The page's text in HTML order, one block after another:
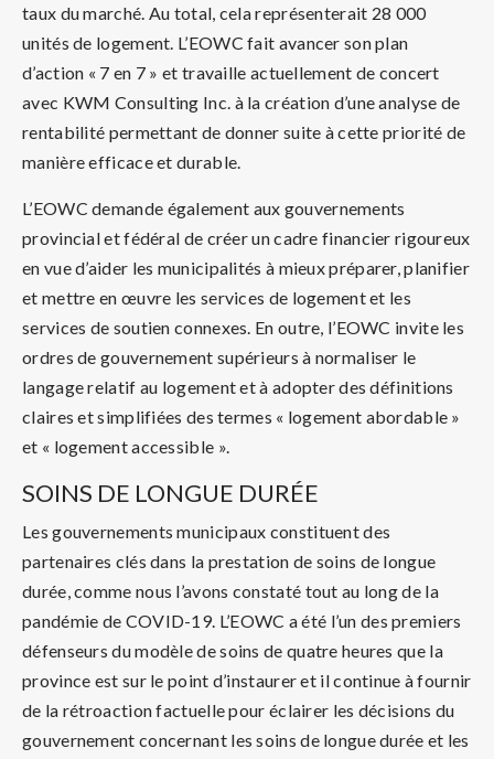
taux du marché. Au total, cela représenterait 28 000
unités de logement. L’EOWC fait avancer son plan
d’action « 7 en 7 » et travaille actuellement de concert
avec KWM Consulting Inc. à la création d’une analyse de
rentabilité permettant de donner suite à cette priorité de
manière efficace et durable.
L’EOWC demande également aux gouvernements
provincial et fédéral de créer un cadre financier rigoureux
en vue d’aider les municipalités à mieux préparer, planifier
et mettre en œuvre les services de logement et les
services de soutien connexes. En outre, l’EOWC invite les
ordres de gouvernement supérieurs à normaliser le
langage relatif au logement et à adopter des définitions
claires et simplifiées des termes « logement abordable »
et « logement accessible ».
SOINS DE LONGUE DURÉE
Les gouvernements municipaux constituent des
partenaires clés dans la prestation de soins de longue
durée, comme nous l’avons constaté tout au long de la
pandémie de COVID-19. L’EOWC a été l’un des premiers
défenseurs du modèle de soins de quatre heures que la
province est sur le point d’instaurer et il continue à fournir
de la rétroaction factuelle pour éclairer les décisions du
gouvernement concernant les soins de longue durée et les